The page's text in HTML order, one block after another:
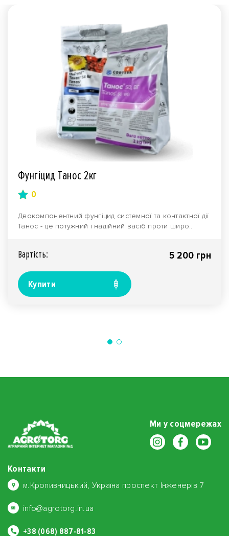
Фунгіцид Танос 2кг
0
Двокомпонентний фунгіцид системної та контактної дії
Танос - це потужний і надійний засіб проти широ..
Вартiсть: 5 200 грн
Купити
Ми у соцмережах
Контакти
м.Кропивницький, Україна проспект Інженерів 7
info@agrotorg.in.ua
+38 (068) 887-81-83